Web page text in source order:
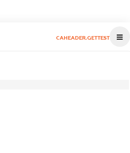
CAHEADER.GETTEST